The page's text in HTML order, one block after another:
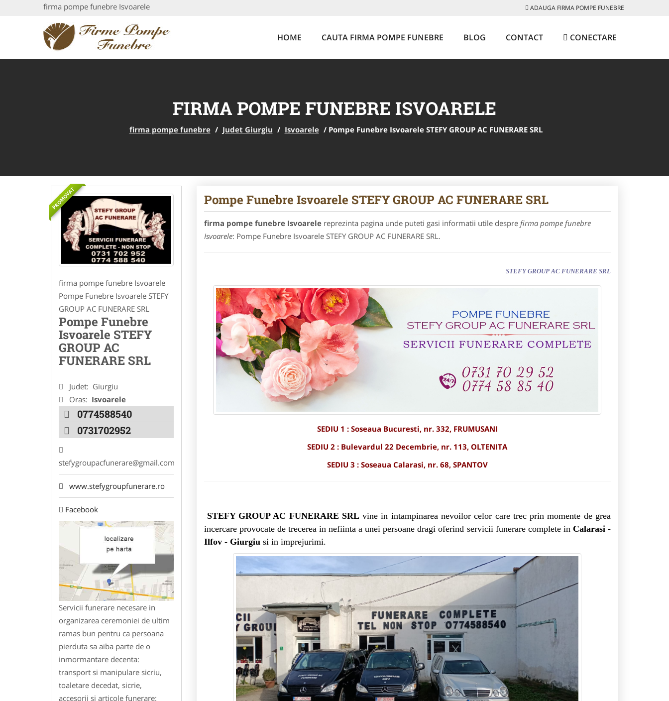
firma pompe funebre Isvoarele ADAUGA FIRMA POMPE FUNEBRE
HOME CAUTA FIRMA POMPE FUNEBRE BLOG CONTACT CONECTARE
FIRMA POMPE FUNEBRE ISVOARELE
firma pompe funebre / Judet Giurgiu / Isvoarele / Pompe Funebre Isvoarele STEFY GROUP AC FUNERARE SRL
PROMOVAT
firma pompe funebre Isvoarele
Pompe Funebre Isvoarele STEFY
GROUP AC FUNERARE SRL
Pompe Funebre
Isvoarele STEFY
GROUP AC
FUNERARE SRL
Judet: Giurgiu
Oras: Isvoarele
0774588540
0731702952
stefygroupacfunerare@gmail.com
www.stefygroupfunerare.ro
Facebook
Servicii funerare necesare in
organizarea ceremoniei de ultim
ramas bun pentru ca persoana
pierduta sa aiba parte de o
inmormantare decenta:
transport si manipulare sicriu,
toaletare decedat, sicrie,
accesorii si articole funerare:
Pompe Funebre Isvoarele STEFY GROUP AC FUNERARE SRL
firma pompe funebre Isvoarelereprezinta pagina unde puteti gasi informatii utile despre firma pompe funebre
Isvoarele: Pompe Funebre Isvoarele STEFY GROUP AC FUNERARE SRL.
STEFY GROUP AC FUNERARE SRL
SEDIU 1 : Soseaua Bucuresti, nr. 332, FRUMUSANI
SEDIU 2 : Bulevardul 22 Decembrie, nr. 113, OLTENITA
SEDIU 3 : Soseaua Calarasi, nr. 68, SPANTOV
STEFY GROUP AC FUNERARE SRLvine in intampinarea nevoilor celor care trec prin momente de grea
incercare provocate de trecerea in nefiinta a unei persoane dragi oferind servicii funerare complete in Calarasi -
Ilfov - Giurgiusi in imprejurimi.